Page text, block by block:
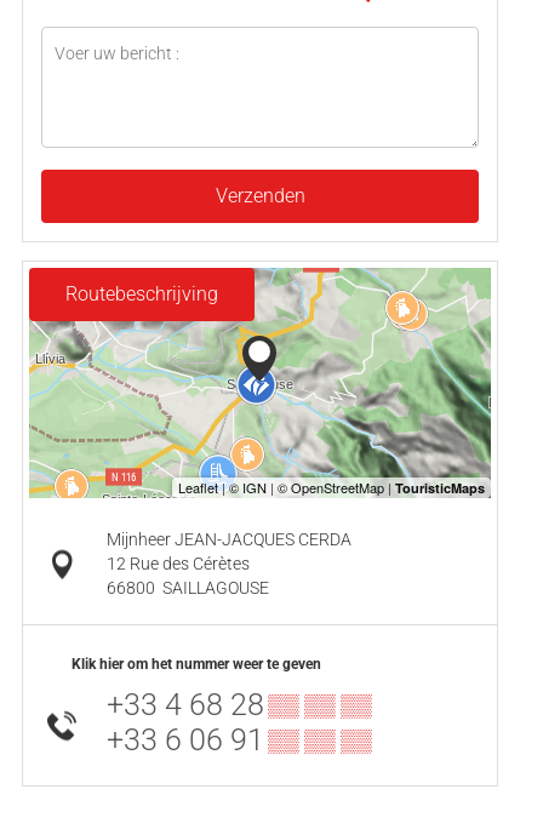
Verzenden
Routebeschrijving
Mijnheer JEAN-JACQUES CERDA
12 Rue des Cérètes
66800 SAILLAGOUSE
Klik hier om het nummer weer te geven
+33 4 68 28▒▒ ▒▒ ▒▒
+33 6 06 91 ▒▒ ▒▒ ▒▒